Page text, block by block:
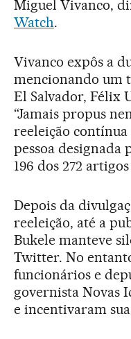
Miguel Vivanco,
Watch.
Vivanco expôs a
mencionando um
El Salvador, Félix
“Jamais propus
reeleição contínua
pessoa
196 dos 272
Depois da
reeleição, até a
Bukele manteve
Twitter. No
funcionários e
governista Novas
e incentivaram